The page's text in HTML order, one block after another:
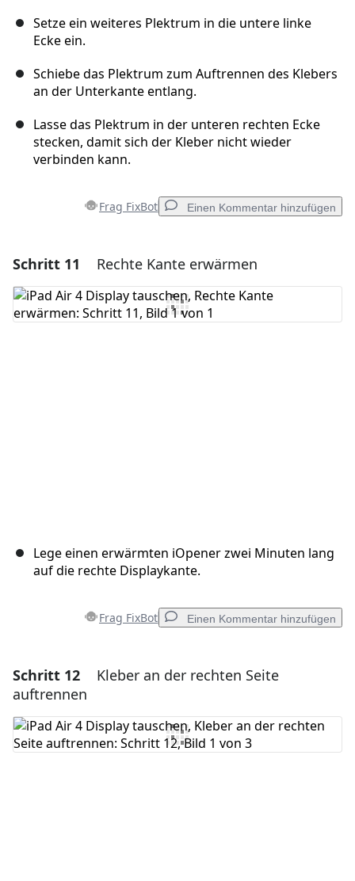
Setze ein weiteres Plektrum in die untere linke
Ecke ein.
Schiebe das Plektrum zum Auftrennen des Klebers
an der Unterkante entlang.
Lasse das Plektrum in der unteren rechten Ecke
stecken, damit sich der Kleber nicht wieder
verbinden kann.
Frag FixBot Einen Kommentar hinzufügen
Einen Kommentar hinzufügen
Kommentar hinzufügen
Schritt 11 Rechte Kante erwärmen
Lege einen erwärmten iOpener zwei Minuten lang
auf die rechte Displaykante.
Frag FixBot Einen Kommentar hinzufügen
Einen Kommentar hinzufügen
Kommentar hinzufügen
Schritt 12
Kleber an der rechten Seite
auftrennen